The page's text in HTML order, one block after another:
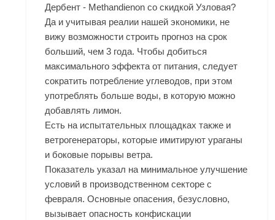
Дербент - Methandienon со скидкой Узловая?
Да и учитывая реалии нашей экономики, не
вижу возможности строить прогноз на срок
больший, чем 3 года. Чтобы добиться
максимального эффекта от питания, следует
сократить потребление углеводов, при этом
употреблять больше воды, в которую можно
добавлять лимон.
Есть на испытательных площадках также и
ветрогенераторы, которые имитируют ураганы
и боковые порывы ветра.
Показатель указал на минимальное улучшение
условий в производственном секторе с
февраля. Основные опасения, безусловно,
вызывает опасность конфискации